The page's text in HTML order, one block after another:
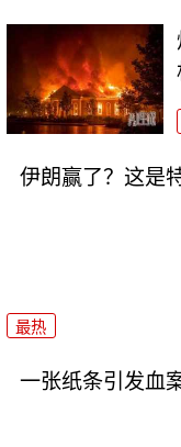
伊朗赢了？这是
最热
一张纸条引发血